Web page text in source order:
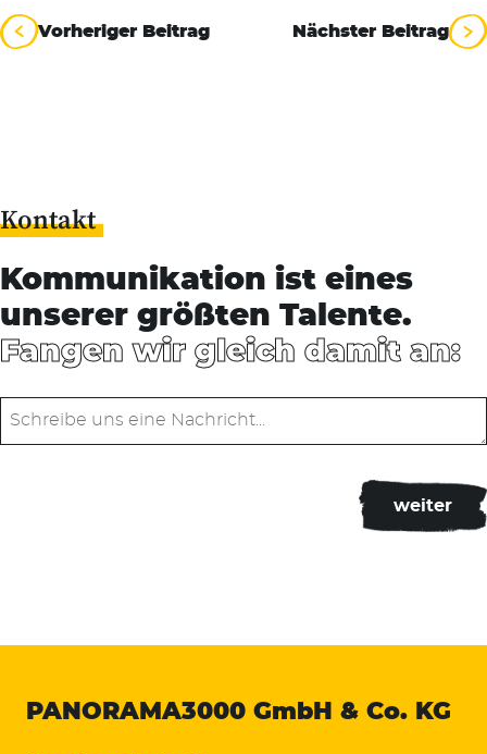
Beitragsnavigation
Vorheriger Beitrag Nächster Beitrag
Kontakt
Kommunikation ist eines
unserer größten Talente.
Fangen wir gleich damit an:
PANORAMA3000 GmbH & Co. KG